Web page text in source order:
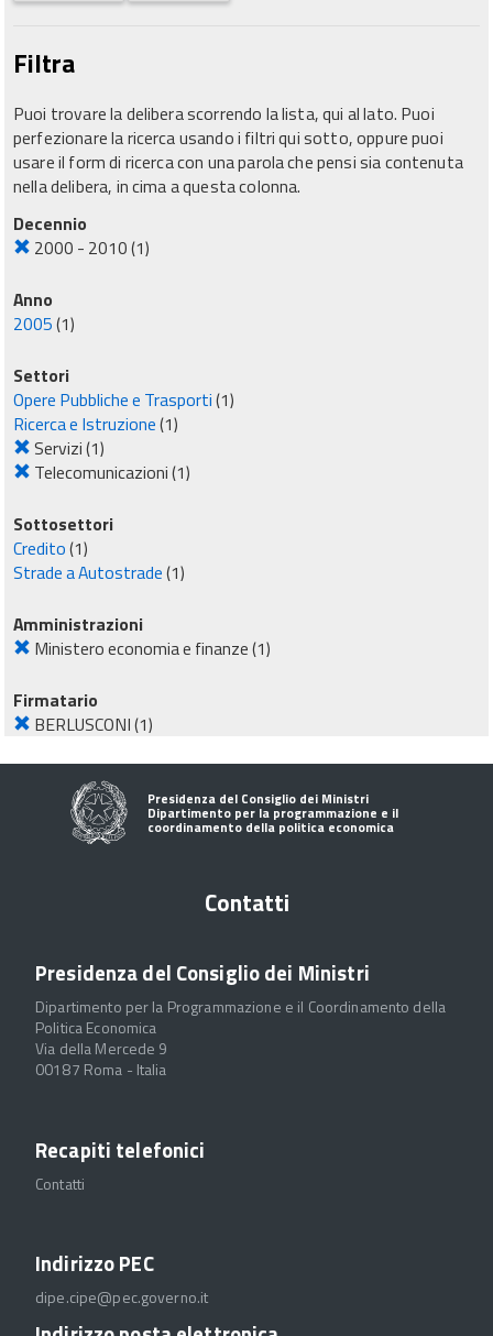
Filtra
Puoi trovare la delibera scorrendo la lista, qui al lato. Puoi
perfezionare la ricerca usando i filtri qui sotto, oppure puoi
usare il form di ricerca con una parola che pensi sia contenuta
nella delibera, in cima a questa colonna.
Decennio
2000 - 2010(1)
Anno
2005(1)
Settori
Opere Pubbliche e Trasporti(1)
Ricerca e Istruzione(1)
Servizi(1)
Telecomunicazioni(1)
Sottosettori
Credito(1)
Strade a Autostrade(1)
Amministrazioni
Ministero economia e finanze(1)
Firmatario
BERLUSCONI(1)
Presidenza del Consiglio dei Ministri
Dipartimento per la programmazione e il
coordinamento della politica economica
Contatti
Presidenza del Consiglio dei Ministri
Dipartimento per la Programmazione e il Coordinamento della
Politica Economica
Via della Mercede 9
00187 Roma - Italia
Recapiti telefonici
Contatti
Indirizzo PEC
dipe.cipe@pec.governo.it